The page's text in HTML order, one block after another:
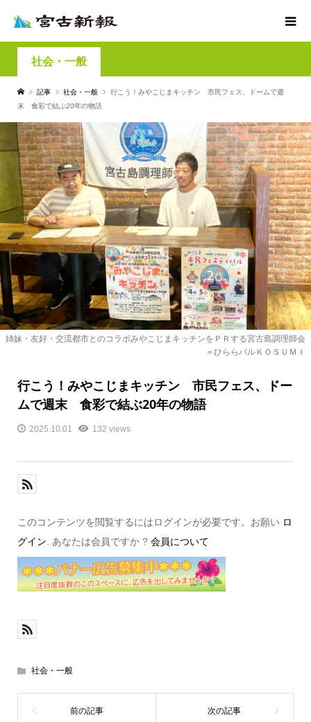
社会・一般
記事 社会・一般
行こう！みやこじまキッチン 市民フェス、ドームで週
末 食彩で結ぶ20年の物語
姉妹・友好・交流都市とのコラボみやこじまキッチンをＰＲする宮古島調理師会
＝ひららバルＫＯＳＵＭＩ
行こう！みやこじまキッチン 市民フェス、ドー
ムで週末 食彩で結ぶ20年の物語
2025.10.01 132 views
このコンテンツを閲覧するにはログインが必要です。お願い ロ
グイン . あなたは会員ですか ? 会員について
社会・一般